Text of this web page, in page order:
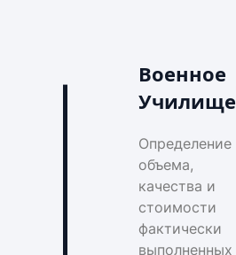
Военное
Училище
Определение
объема,
качества и
стоимости
фактически
выполненных